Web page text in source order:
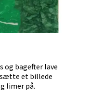
og bagefter lave
et billede
limer på.